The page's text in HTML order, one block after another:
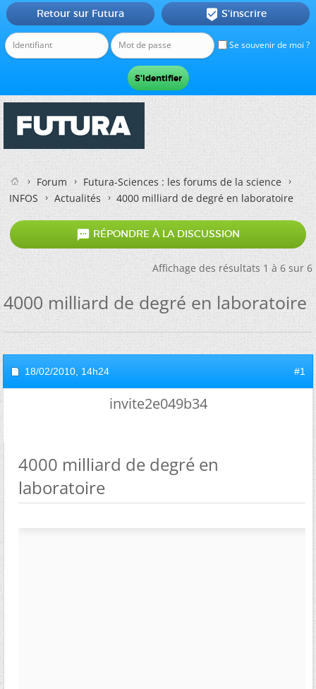
Se souvenir de moi ?
Retour sur Futura  S'inscrire
Forum
Futura-Sciences : les forums de la science
INFOS
Actualités 4000 milliard de degré en laboratoire
 RÉPONDRE À LA DISCUSSION
Affichage des résultats 1 à 6 sur 6
4000 milliard de degré en laboratoire
18/02/2010, 14h24 #1
invite2e049b34
4000 milliard de degré en
laboratoire